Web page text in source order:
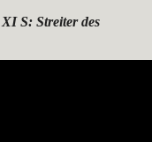
XI S: Streiter des